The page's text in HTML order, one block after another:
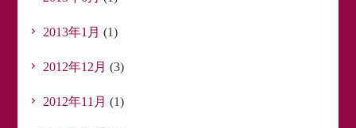
2013年1月 (1)
2012年12月 (3)
2012年11月 (1)